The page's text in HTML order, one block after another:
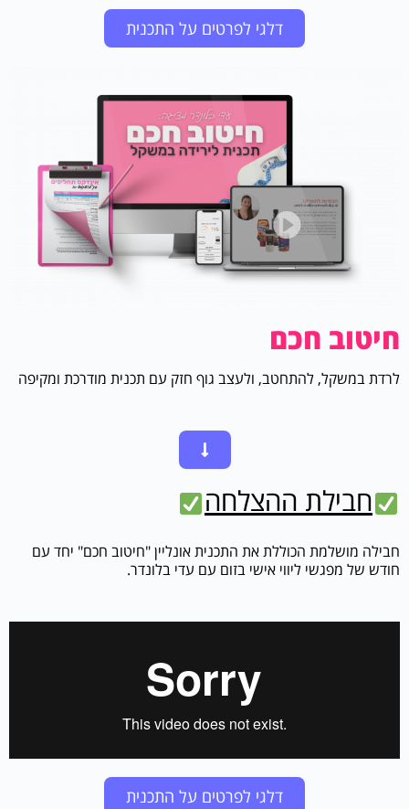
דלגי לפרטים על התכנית
חיטוב חכם
לרדת במשקל, להתחטב, ולעצב גוף חזק עם תכנית מודרכת ומקיפה
חבילת ההצלחה
חבילה מושלמת הכוללת את התכנית אונליין "חיטוב חכם" יחד עם
חודש של מפגשי ליווי אישי בזום עם עדי בלונדר.
דלגי לפרטים על התכנית